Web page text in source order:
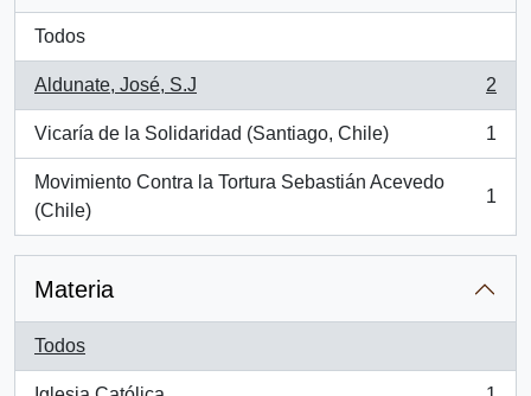
Todos
Aldunate, José, S.J
, 2 resultados
2
Vicaría de la Solidaridad (Santiago, Chile)
, 1 resultados
1
Movimiento Contra la Tortura Sebastián Acevedo
(Chile)
, 1 resultados
1
Materia
Todos